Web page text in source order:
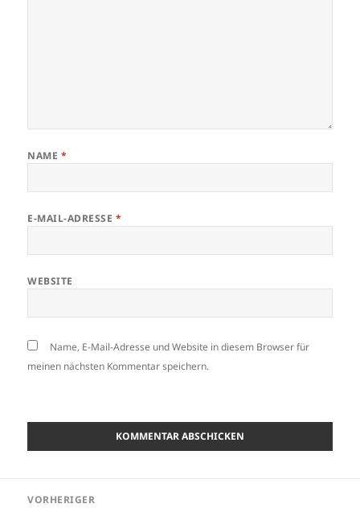
NAME *
E-MAIL-ADRESSE *
WEBSITE
Name, E-Mail-Adresse und Website in diesem Browser für
meinen nächsten Kommentar speichern.
VORHERIGER